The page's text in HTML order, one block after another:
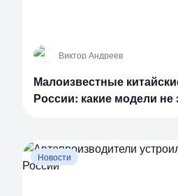
В Виктор Андреев
Малоизвестные
России: какие модели не
Новости